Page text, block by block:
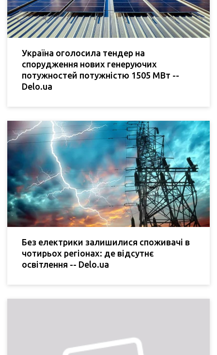
Україна оголосила тендер на
спорудження нових генеруючих
потужностей потужністю 1505 МВт --
Delo.ua
Без електрики залишилися споживачі в
чотирьох регіонах: де відсутнє
освітлення -- Delo.ua